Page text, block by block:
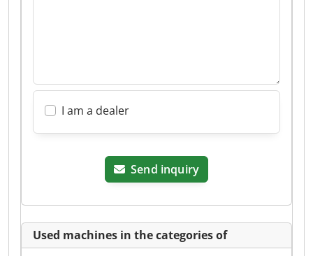
I am a dealer
Send inquiry
Used machines in the categories of